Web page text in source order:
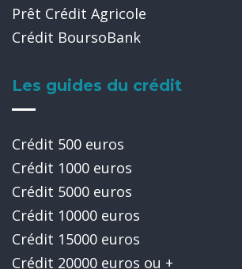
Prêt Crédit Agricole
Crédit BoursoBank
Les guides du crédit
Crédit 500 euros
Crédit 1000 euros
Crédit 5000 euros
Crédit 10000 euros
Crédit 15000 euros
Crédit 20000 euros ou +